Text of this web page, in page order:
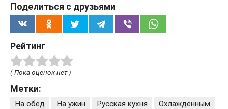
Поделиться с друзьями
Рейтинг
( Пока оценок нет )
Метки:
На обед На ужин Русская кухня
Охлаждённым